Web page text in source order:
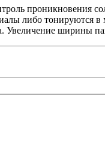
проникновения
либо тонируются
Увеличение